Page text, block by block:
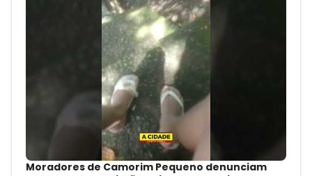
Moradores de Camorim Pequeno denunciam